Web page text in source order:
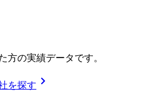
の実績データです。
を探す chevron_right